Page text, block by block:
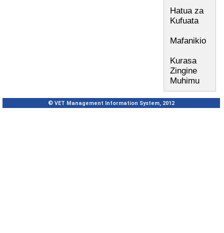
Hatua za
Kufuata
Mafanikio
Kurasa
Zingine
Muhimu
© VET Management Information System, 2012